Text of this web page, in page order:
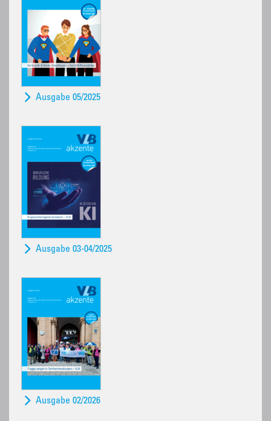
Ausgabe 05/2025
Ausgabe 03-04/2025
Ausgabe 02/2026